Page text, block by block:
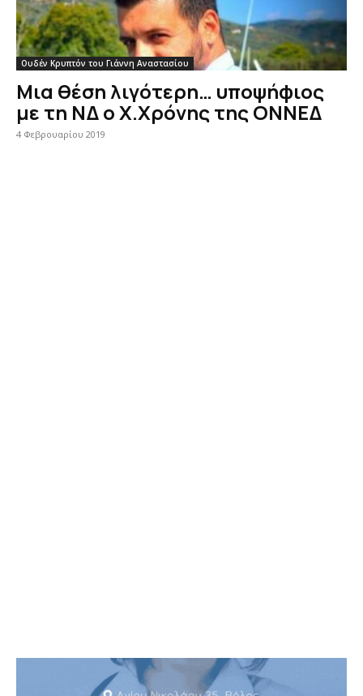
Ουδέν Κρυπτόν του Γιάννη Αναστασίου
Μια θέση λιγότερη… υποψήφιος
με τη ΝΔ ο Χ.Χρόνης της ΟΝΝΕΔ
4 Φεβρουαρίου 2019